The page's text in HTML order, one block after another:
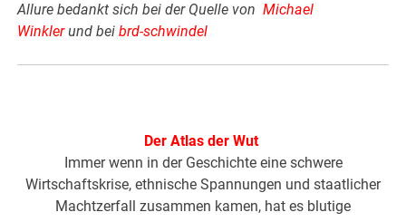
Allure bedankt sich bei der Quelle vonMichael
Winklerund beibrd-schwindel
Der Atlas der Wut
Immer wenn in der Geschichte eine schwere
Wirtschaftskrise, ethnische Spannungen und staatlicher
Machtzerfall zusammen kamen, hat es blutige